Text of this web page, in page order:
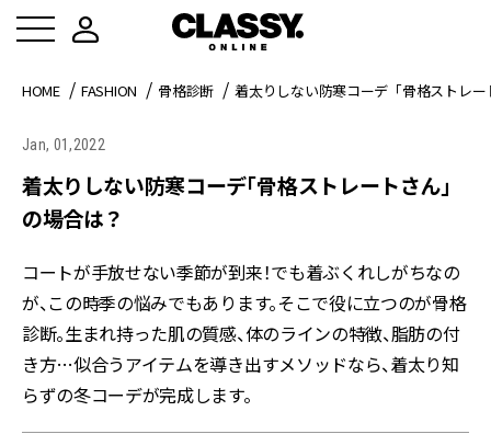
HOME FASHION 骨格診断 着太りしない防寒コーデ「骨格ストレ
Jan, 01,2022
着太りしない防寒コーデ「骨格ストレートさん」
の場合は？
コートが手放せない季節が到来！でも着ぶくれしがちなの
が、この時季の悩みでもあります。そこで役に立つのが骨格
診断。生まれ持った肌の質感、体のラインの特徴、脂肪の付
き方…似合うアイテムを導き出すメソッドなら、着太り知
らずの冬コーデが完成します。